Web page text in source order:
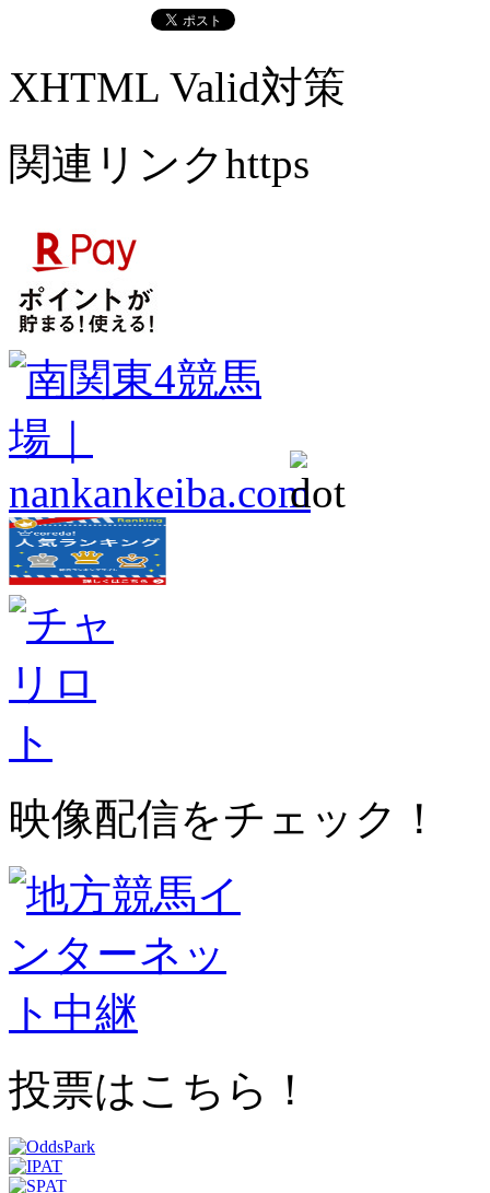
XHTML Valid対策
関連リンクhttps
映像配信をチェック！
投票はこちら！